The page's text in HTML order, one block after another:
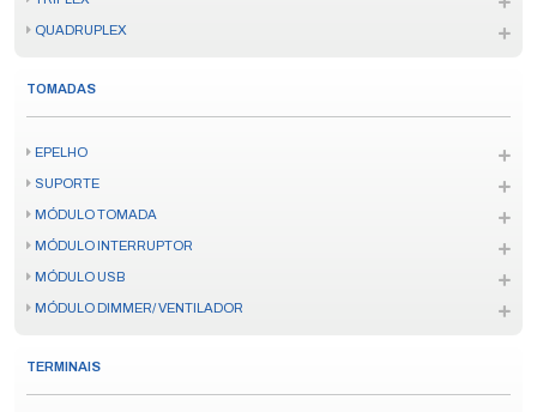
QUADRUPLEX
TOMADAS
EPELHO
SUPORTE
MÓDULO TOMADA
MÓDULO INTERRUPTOR
MÓDULO USB
MÓDULO DIMMER/ VENTILADOR
TERMINAIS